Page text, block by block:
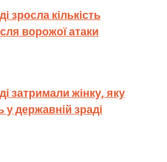
зросла кількість
ворожої атаки
затримали жінку, яку
державній зраді